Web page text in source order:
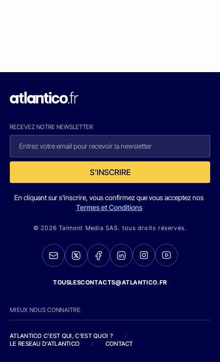
RECEVEZ NOTRE NEWSLETTER
S'INSCRIRE
En cliquant sur s'inscrire, vous confirmez que vous acceptez nos
Termes et Conditions
© 2026 Talmont Media SAS. tous droits réservés.
TOUSLESCONTACTS@ATLANTICO.FR
MIEUX NOUS CONNAITRE
ATLANTICO C'EST QUI, C'EST QUOI ?
/
LE RESEAU D'ATLANTICO
/ CONTACT